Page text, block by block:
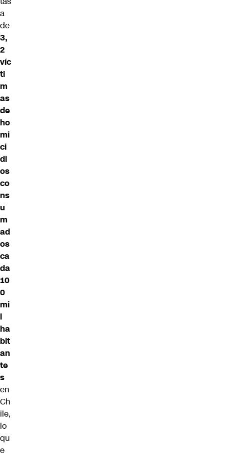
a
de
3,
2
víc
ti
m
as
de
ho
mi
ci
di
os
co
ns
u
m
ad
os
ca
da
10
0
mi
l
ha
bit
an
te
s
en
Ch
ile,
lo
qu
e